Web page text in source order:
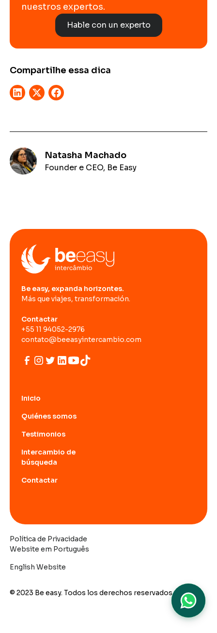
nuestros expertos.
Hable con un experto
Compartilhe essa dica
Natasha Machado
Founder e CEO, Be Easy
Be easy, expanda horizontes.
Más que viajes, transformación.
Contactar
+55 11 94052-2976
contato@beeasyintercambio.com
Inicio
Quiénes somos
Testimonios
Intercambio de
búsqueda
Contactar
© 2023 Be easy. Todos los derechos reservados.
Website em Português
English Website
Política de Privacidade